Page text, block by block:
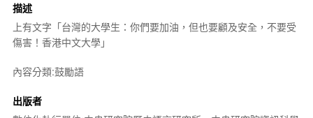
描述
上有文字「台灣的大學生：你們要加油，但也要顧及安全，不要受
傷害！香港中文大學」
內容分類:鼓勵語
出版者